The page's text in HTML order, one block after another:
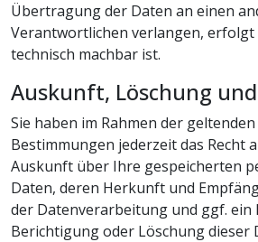
Übertragung der Daten an einen
Verantwortlichen verlangen, erfolgt
technisch machbar ist.
Auskunft, Löschung
Sie haben im Rahmen der
Bestimmungen jederzeit das Recht
Auskunft über Ihre gespeicherten
Daten, deren Herkunft und
der Datenverarbeitung und ggf. ein
Berichtigung oder Löschung dieser